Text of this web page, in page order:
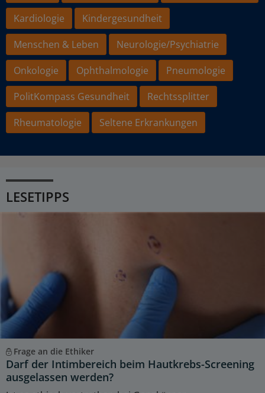
Kardiologie
Kindergesundheit
Menschen & Leben
Neurologie/Psychiatrie
Onkologie
Ophthalmologie
Pneumologie
PolitKompass Gesundheit
Rechtssplitter
Rheumatologie
Seltene Erkrankungen
LESETIPPS
Frage an die Ethiker
Darf der Intimbereich beim Hautkrebs-Screening
ausgelassen werden?